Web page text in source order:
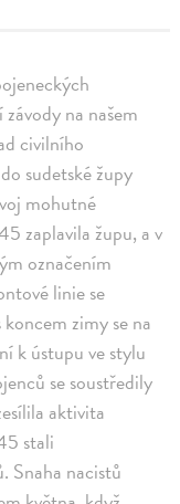
na našem
civilního
sudetské župy
mohutné
zaplavila župu, a v
označením
linie se
zimy se na
k ústupu ve stylu
se soustředily
aktivita
stali
Snaha nacistů